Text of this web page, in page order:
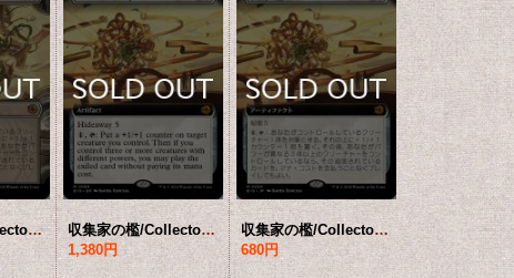
収集家の檻/Collector's Cage (ショーケース版) 【日本語版】 [BIG-白MR]
収集家の檻/Collector's Cage (拡張アート版) 【英語版】 [BIG-白MR]
1,380円
収集家の檻/Collector's Cage (拡張アート版) 【日本語版】 [BIG-白MR]
680円